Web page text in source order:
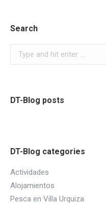
Search
DT-Blog posts
DT-Blog categories
Actividades
Alojamientos
Pesca en Villa Urquiza